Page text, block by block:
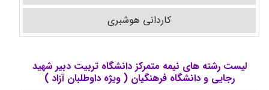
کاردانی هوشبری
لیست رشته های نیمه متمرکز دانشگاه تربیت دبیر شهید
رجایی و دانشگاه فرهنگیان ( ویژه داوطلبان آزاد )